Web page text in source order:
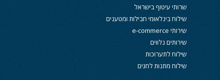
שרותי עיטוף בישראל
שילוח בינלאומי חבילות ומטענים
שירותי e-commerce
שירותים נלווים
שילוח לתערוכות
שילוח מתנות לחגים